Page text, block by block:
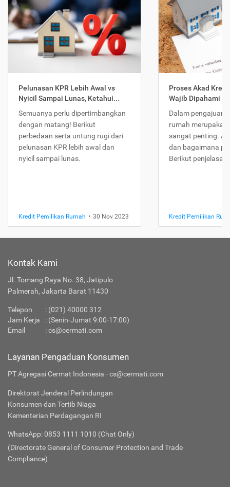
Pelunasan KPR Lebih Awal vs
Nyicil Sampai Lunas, Ketahui...
Semuanya perlu dipertimbangkan
dengan matang! Berikut
perbedaan serta untung rugi dari
pelunasan KPR lebih awal dan
nyicil sampai lunas.
Kredit Pemilikan Rumah • 30 Nov 2023
Proses Akad
Wajib Dipahami
Dalam pengajuan
rumah
sangat penting.
dan bagaimana
Berikut
Kredit Pemilikan
Kontak Kami
Jl. Tomang Raya No. 38, Jatipulo
Palmerah, Jakarta Barat 11430
Telepon : (021) 40000 312
Jam Kerja
: (Senin-Jumat 9:00-17:00)
Email
:cs@cermati.com
Layanan Pengaduan Konsumen
PT Agregasi Cermat Indonesia - cs@cermati.com
Direktorat Jenderal Perlindungan
Konsumen dan Tertib Niaga
Kementerian Perdagangan RI
WhatsApp: 0853 1111 1010 (Chat Only)
(Directorate General of Consumer Protection and Trade
Compliance)